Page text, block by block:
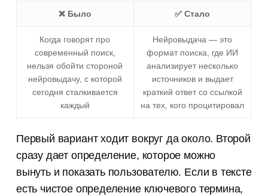
❌ Было ✅ Стало
Когда говорят про
современный поиск,
нельзя обойти стороной
нейровыдачу, с которой
сегодня сталкивается
каждый
Нейровыдача — это
формат поиска, где ИИ
анализирует несколько
источников и выдает
краткий ответ со ссылкой
на тех, кого процитировал
Первый вариант ходит вокруг да около. Второй
сразу дает определение, которое можно
вынуть и показать пользователю. Если в тексте
есть чистое определение ключевого термина,